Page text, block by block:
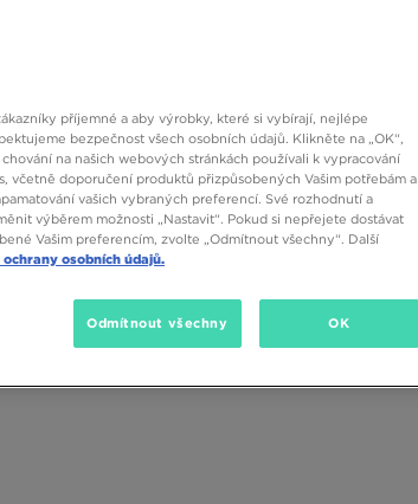
Značka Velikost
příjemné a aby výrobky, které si vybírají, nejlépe
bezpečnost všech osobních údajů. Klikněte na „OK“,
na našich webových stránkách používali k vypracování
včetně doporučení produktů přizpůsobených Vašim potřebám a
vašich vybraných preferencí. Své rozhodnutí a
výběrem možnosti „Nastavit“. Pokud si nepřejete dostávat
Vašim preferencím, zvolte „Odmítnout všechny“. Další
osobních údajů.
Odmítnout všechny OK